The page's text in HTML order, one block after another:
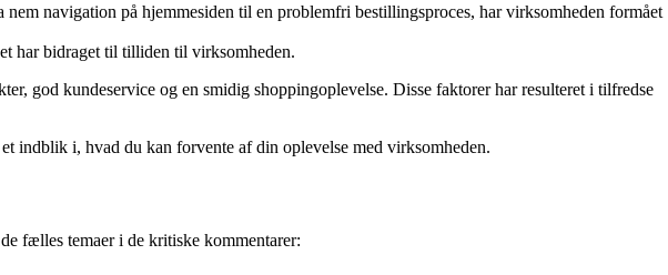
navigation på hjemmesiden til en problemfri bestillingsproces, har virksomheden formået
har bidraget til tilliden til virksomheden.
god kundeservice og en smidig shoppingoplevelse. Disse faktorer har resulteret i tilfredse
indblik i, hvad du kan forvente af din oplevelse med virksomheden.
fælles temaer i de kritiske kommentarer: